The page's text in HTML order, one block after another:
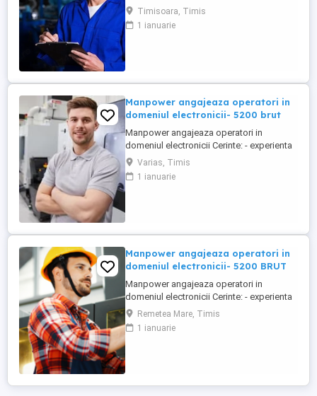
program de 2 schimburi! Beneficii: -
Salariul porneste de la 5000 lei brut - in
functie de experienta avuta; - Tichete de
Timisoara, Timis
1 ianuarie
Manpower angajeaza operatori in
domeniul electronicii- 5200 brut
Manpower angajeaza operatori in
domeniul electronicii Cerinte: - experienta
in productie - minim 8 clase finalizate -
disponibilitatea de a lucra in 3 schimburi
Beneficii: - salariu 5200 brut - tichete de
Varias, Timis
1 ianuarie
Manpower angajeaza operatori in
domeniul electronicii- 5200 BRUT
Manpower angajeaza operatori in
domeniul electronicii Cerinte: - experienta
in productie - minim 8 clase finalizate -
disponibilitatea de a lucra in 3 schimburi
Beneficii: - salariu 5200 brut - tichete de
Remetea Mare, Timis
1 ianuarie